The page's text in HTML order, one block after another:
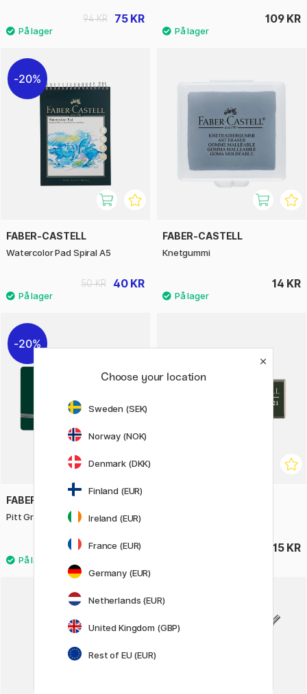
75 KR
94 KR 109 KR
20%
FABER-CASTELL
Watercolor Pad Spiral A5
40 KR
50 KR
FABER-CASTELL
Knetgummi
14 KR
20%
FABER-CASTELL
Pitt Graphite sæt 26 stk
431 KR
539 KR 15 KR
Choose your location
Sweden (SEK)
Norway (NOK)
Denmark (DKK)
Finland (EUR)
Ireland (EUR)
France (EUR)
Germany (EUR)
Netherlands (EUR)
United Kingdom (GBP)
Rest of EU (EUR)